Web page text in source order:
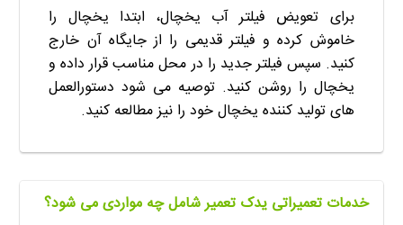
برای تعویض فیلتر آب یخچال، ابتدا یخچال را
خاموش کرده و فیلتر قدیمی را از جایگاه آن خارج
کنید. سپس فیلتر جدید را در محل مناسب قرار داده و
یخچال را روشن کنید. توصیه می شود دستورالعمل
های تولید کننده یخچال خود را نیز مطالعه کنید.
خدمات تعمیراتی یدک تعمیر شامل چه مواردی می شود؟